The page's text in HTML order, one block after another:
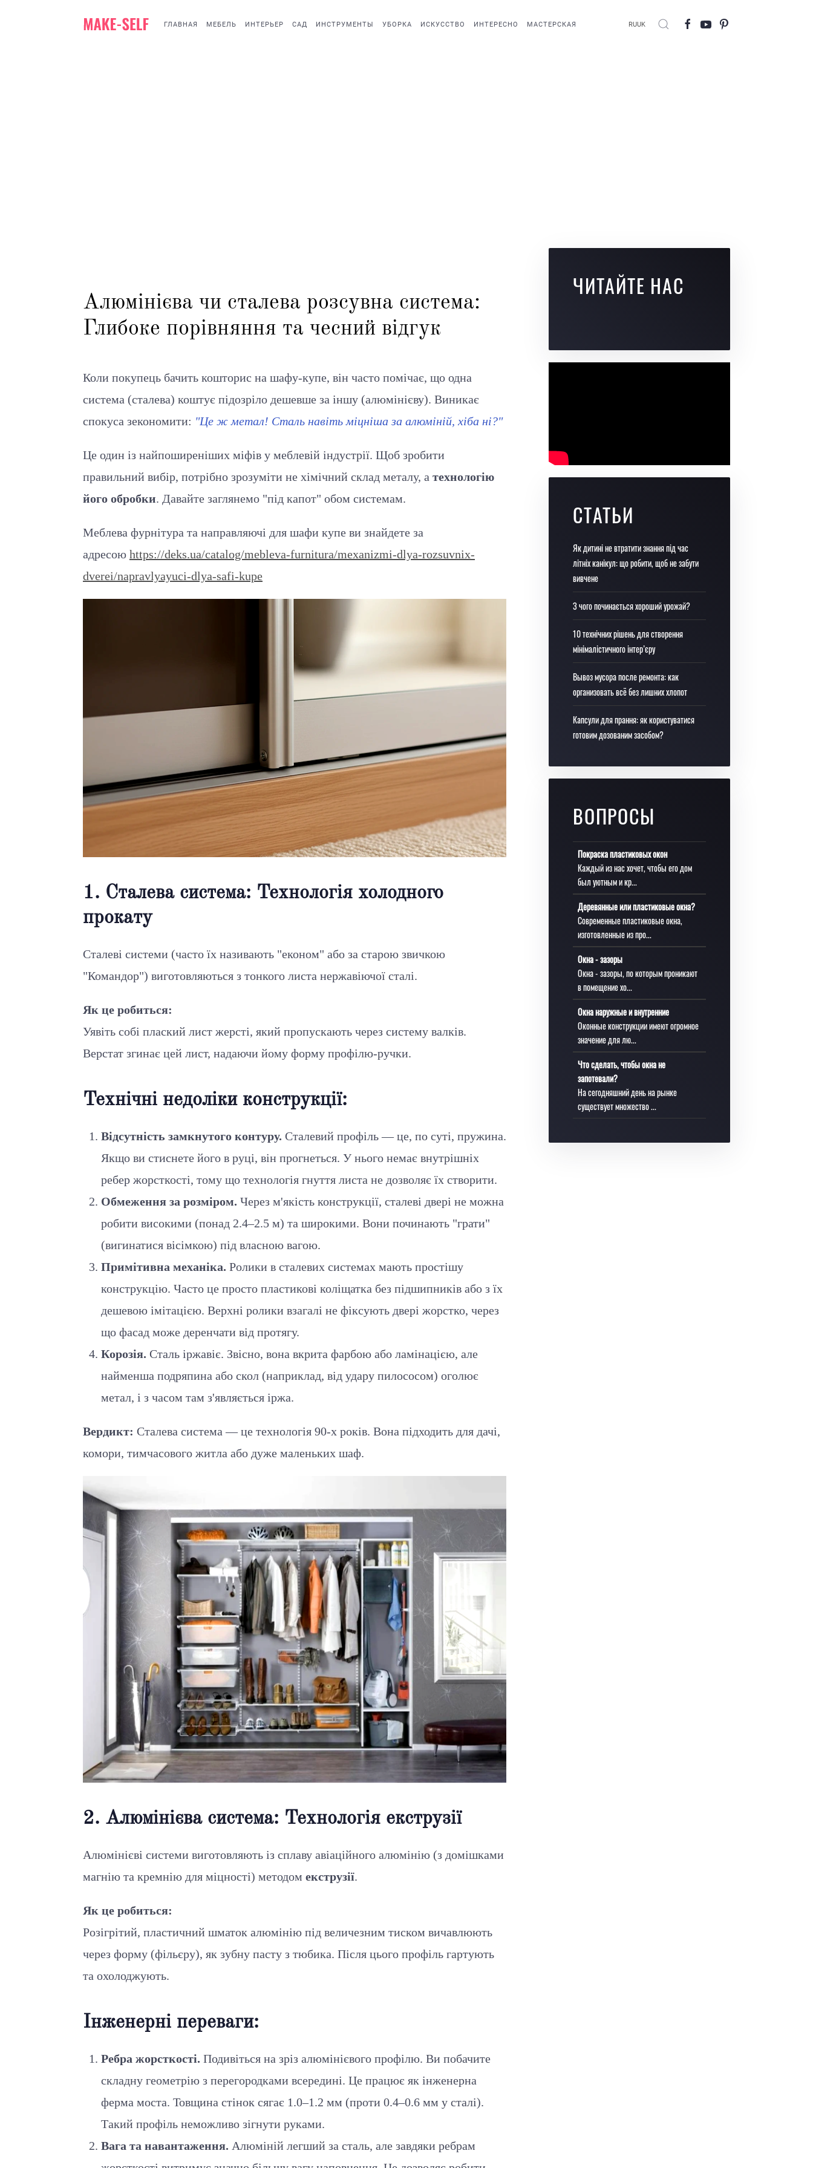
ГЛАВНАЯ МЕБЕЛЬ ИНТЕРЬЕР САД ИНСТРУМЕНТЫ УБОРКА ИСКУССТВО ИНТЕРЕСНО МАСТЕРСКАЯ RUUK
Алюмінієва чи сталева розсувна система:
Глибоке порівняння та чесний відгук
Коли покупець бачить кошторис на шафу-купе, він часто помічає, що одна
система (сталева) коштує підозріло дешевше за іншу (алюмінієву). Виникає
спокуса зекономити: "Це ж метал! Сталь навіть міцніша за алюміній, хіба ні?"
Це один із найпоширеніших міфів у меблевій індустрії. Щоб зробити
правильний вибір, потрібно зрозуміти не хімічний склад металу, а технологію
його обробки. Давайте заглянемо "під капот" обом системам.
Меблева фурнітура та направляючі для шафи купе ви знайдете за
адресою https://deks.ua/catalog/mebleva-furnitura/mexanizmi-dlya-rozsuvnix-
dverei/napravlyayuci-dlya-safi-kupe
1. Сталева система: Технологія холодного
прокату
Сталеві системи (часто їх називають "економ" або за старою звичкою
"Командор") виготовляються з тонкого листа нержавіючої сталі.
Як це робиться:
Уявіть собі плаский лист жерсті, який пропускають через систему валків.
Верстат згинає цей лист, надаючи йому форму профілю-ручки.
Технічні недоліки конструкції:
Відсутність замкнутого контуру. Сталевий профіль — це, по суті, пружина.
Якщо ви стиснете його в руці, він прогнеться. У нього немає внутрішніх
ребер жорсткості, тому що технологія гнуття листа не дозволяє їх створити.
Обмеження за розміром. Через м'якість конструкції, сталеві двері не можна
робити високими (понад 2.4–2.5 м) та широкими. Вони починають "грати"
(вигинатися вісімкою) під власною вагою.
Примітивна механіка. Ролики в сталевих системах мають простішу
конструкцію. Часто це просто пластикові коліщатка без підшипників або з їх
дешевою імітацією. Верхні ролики взагалі не фіксують двері жорстко, через
що фасад може деренчати від протягу.
Корозія. Сталь іржавіє. Звісно, вона вкрита фарбою або ламінацією, але
найменша подряпина або скол (наприклад, від удару пилососом) оголює
метал, і з часом там з'являється іржа.
Вердикт: Сталева система — це технологія 90-х років. Вона підходить для дачі,
комори, тимчасового житла або дуже маленьких шаф.
2. Алюмінієва система: Технологія екструзії
Алюмінієві системи виготовляють із сплаву авіаційного алюмінію (з домішками
магнію та кремнію для міцності) методом екструзії.
Як це робиться:
Розігрітий, пластичний шматок алюмінію під величезним тиском вичавлюють
через форму (фільєру), як зубну пасту з тюбика. Після цього профіль гартують
та охолоджують.
Інженерні переваги:
Ребра жорсткості. Подивіться на зріз алюмінієвого профілю. Ви побачите
складну геометрію з перегородками всередині. Це працює як інженерна
ферма моста. Товщина стінок сягає 1.0–1.2 мм (проти 0.4–0.6 мм у сталі).
Такий профіль неможливо зігнути руками.
Вага та навантаження. Алюміній легший за сталь, але завдяки ребрам
ЧИТАЙТЕ НАС
СТАТЬИ
Як дитині не втратити знання під час
літніх канікул: що робити, щоб не забути
вивчене
З чого починається хороший урожай?
10 технічних рішень для створення
мінімалістичного інтер’єру
Вывоз мусора после ремонта: как
организовать всё без лишних хлопот
Капсули для прання: як користуватися
готовим дозованим засобом?
ВОПРОСЫ
Покраска пластиковых окон
Каждый из нас хочет, чтобы его дом
был уютным и кр...
Деревянные или пластиковые окна?
Современные пластиковые окна,
изготовленные из про...
Окна - зазоры
Окна - зазоры, по которым проникают
в помещение хо...
Окна наружные и внутренние
Оконные конструкции имеют огромное
значение для лю...
Что сделать, чтобы окна не
запотевали?
На сегодняшний день на рынке
существует множество ...